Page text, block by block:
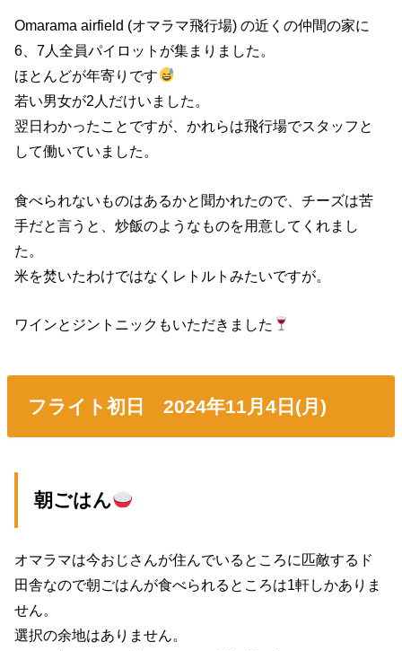
Omarama airfield (オマラマ飛行場) の近くの仲間の家に
6、7人全員パイロットが集まりました。
ほとんどが年寄りです
若い男女が2人だけいました。
翌日わかったことですが、かれらは飛行場でスタッフと
して働いていました。
食べられないものはあるかと聞かれたので、チーズは苦
手だと言うと、炒飯のようなものを用意してくれまし
た。
米を焚いたわけではなくレトルトみたいですが。
ワインとジントニックもいただきました
フライト初日 2024年11月4日(月)
朝ごはん
オマラマは今おじさんが住んでいるところに匹敵するド
田舎なので朝ごはんが食べられるところは1軒しかありま
せん。
選択の余地はありません。